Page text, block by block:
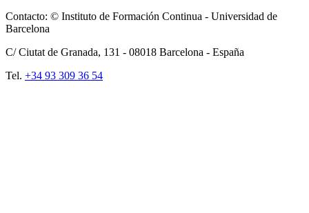
Contacto: © Instituto de Formación Continua - Universidad de
Barcelona
C/ Ciutat de Granada, 131 - 08018 Barcelona - España
Tel. +34 93 309 36 54